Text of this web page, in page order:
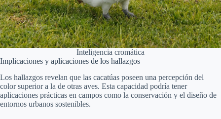
Inteligencia cromática
Implicaciones y aplicaciones de los hallazgos
Los hallazgos revelan que las cacatúas poseen una percepción del
color superior a la de otras aves. Esta capacidad podría tener
aplicaciones prácticas en campos como la conservación y el diseño de
entornos urbanos sostenibles.